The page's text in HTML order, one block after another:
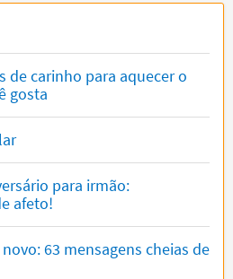
de carinho para aquecer o
gosta
para irmão:
afeto!
63 mensagens cheias de